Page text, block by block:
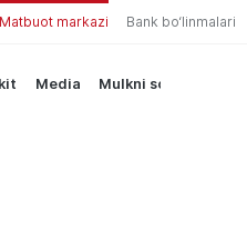
Matbuot markazi Bank bo‘linmalari
Media Mulkni sotish